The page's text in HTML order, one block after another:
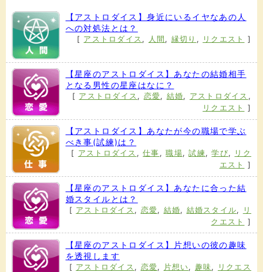
【アストロダイス】身近にいるイヤなあの人
への対処法とは？
[ アストロダイス , 人間 , 縁切り , リクエスト ]
【星座のアストロダイス】あなたの結婚相手
となる男性の星座はなに？
[ アストロダイス , 恋愛, 結婚, アストロダイス ,
リクエスト
]
【アストロダイス】あなたが今の職場で学ぶ
べき事(試練)は？
[ アストロダイス ,仕事 ,職場,試練 ,学び,
リク
エスト
]
【星座のアストロダイス】あなたに合った結
婚スタイルとは？
[ アストロダイス , 恋愛, 結婚, 結婚スタイル,
リ
クエスト
]
【星座のアストロダイス】片想いの彼の趣味
を透視します
[ アストロダイス , 恋愛, 片想い, 趣味,
リクエス